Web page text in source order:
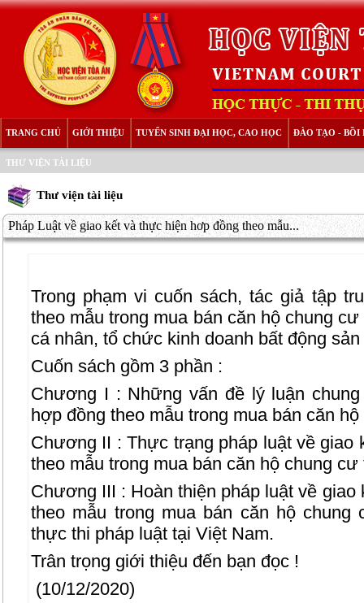
TRANG CHỦ GIỚI THIỆU TUYỂN SINH ĐẠI HỌC, CAO HỌC ĐÀO TẠO - BỒI
THƯ VIỆN TÀI LIỆU
Thư viện tài liệu
Pháp Luật về giao kết và thực hiện hơp đồng theo mẫu...
Trong phạm vi cuốn sách, tác giả tập
theo mẫu trong mua bán căn hộ chung
cá nhân, tổ chức kinh doanh bất động
Cuốn sách gồm 3 phần :
Chương I : Những vấn đề lý luận
hợp đồng theo mẫu trong mua bán căn
Chương II : Thực trạng pháp luật về giao
theo mẫu trong mua bán căn hộ chung
Chương III : Hoàn thiện pháp luật về
theo mẫu trong mua bán căn hộ chung
thực thi pháp luật tại Việt Nam.
Trân trọng giới thiệu đến bạn đọc !
(10/12/2020)